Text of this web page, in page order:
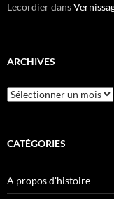
Lecordierdans
ARCHIVES
Archives
CATÉGORIES
A propos d'histoire